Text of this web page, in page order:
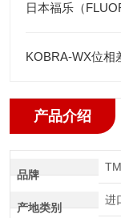
产品介绍
品牌
产地类别
进